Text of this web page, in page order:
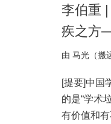
李伯重 |
疾之方
由 马光（搬
[提要]中国
的是“学术
有价值和